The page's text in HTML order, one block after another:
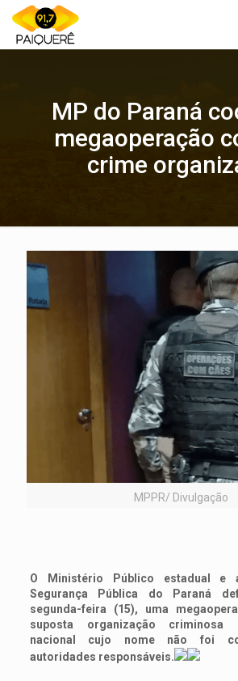
MP do Paraná
megaoperação
crime
MPPR/ Divulgação
O Ministério Público estadual e
Segurança Pública do Paraná
segunda-feira (15), uma
suposta organização criminosa
nacional cujo nome não foi
autoridades responsáveis.